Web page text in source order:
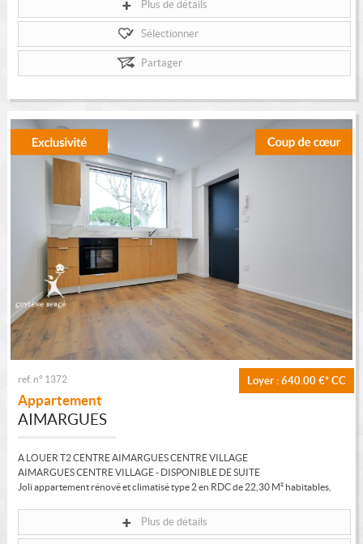
Plus de détails
Sélectionner
Partager
Loyer : 640.00 €* CC
ref. n° 1372
Appartement
AIMARGUES
A LOUER T2 CENTRE AIMARGUES CENTRE VILLAGE
AIMARGUES CENTRE VILLAGE - DISPONIBLE DE SUITE
Joli appartement rénové et climatisé type 2 en RDC de 22,30 M² habitables,
Plus de détails